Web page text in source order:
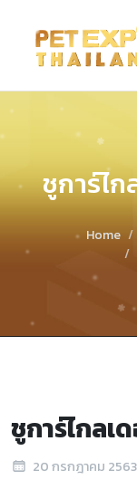
ชูการ์ไ
Home
ชูการ์ไกลเ
20 กรกฎาคม 2563